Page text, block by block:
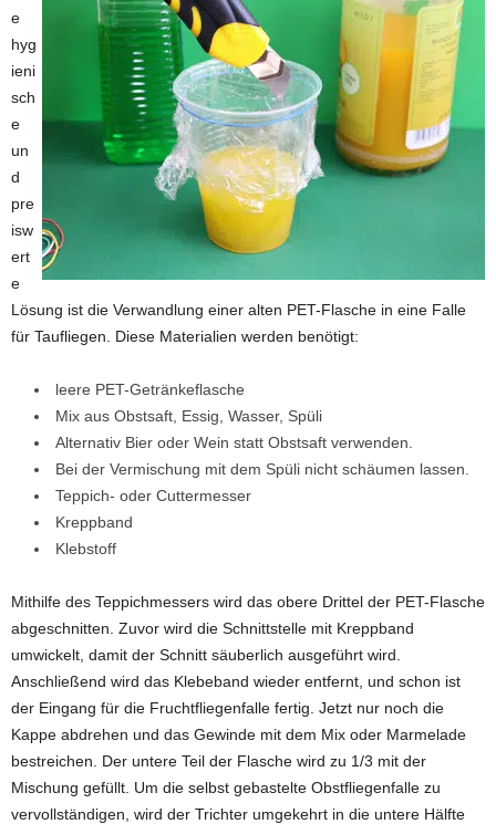
e
hyg
ieni
sch
e
un
d
pre
isw
ert
e
Lösung ist die Verwandlung einer alten PET-Flasche in eine Falle
für Taufliegen. Diese Materialien werden benötigt:
leere PET-Getränkeflasche
Mix aus Obstsaft, Essig, Wasser, Spüli
Alternativ Bier oder Wein statt Obstsaft verwenden.
Bei der Vermischung mit dem Spüli nicht schäumen lassen.
Teppich- oder Cuttermesser
Kreppband
Klebstoff
Mithilfe des Teppichmessers wird das obere Drittel der PET-Flasche
abgeschnitten. Zuvor wird die Schnittstelle mit Kreppband
umwickelt, damit der Schnitt säuberlich ausgeführt wird.
Anschließend wird das Klebeband wieder entfernt, und schon ist
der Eingang für die Fruchtfliegenfalle fertig. Jetzt nur noch die
Kappe abdrehen und das Gewinde mit dem Mix oder Marmelade
bestreichen. Der untere Teil der Flasche wird zu 1/3 mit der
Mischung gefüllt. Um die selbst gebastelte Obstfliegenfalle zu
vervollständigen, wird der Trichter umgekehrt in die untere Hälfte